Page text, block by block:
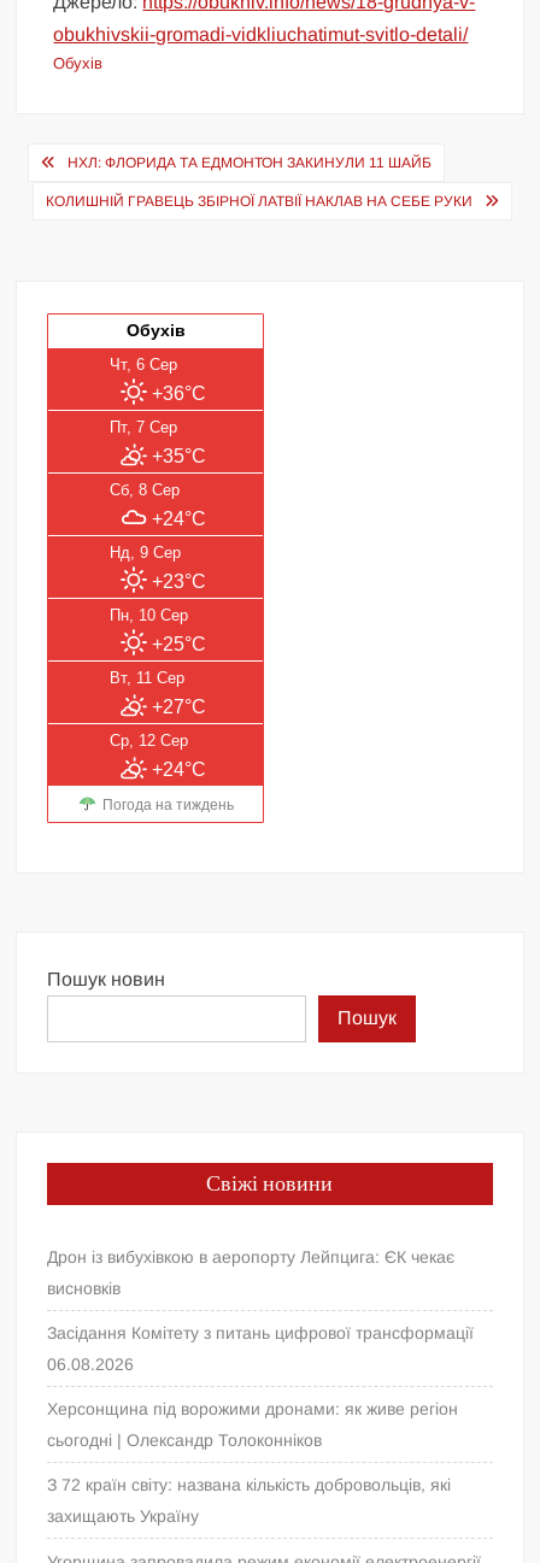
obukhivskii-gromadi-vidkliuchatimut-svitlo-detali/
Обухів
Навігація
записів
НХЛ: ФЛОРИДА ТА ЕДМОНТОН ЗАКИНУЛИ 11 ШАЙБ
КОЛИШНІЙ ГРАВЕЦЬ ЗБІРНОЇ ЛАТВІЇ НАКЛАВ НА СЕБЕ РУКИ
Обухів
Чт, 6 Сер
+36°C
Пт, 7 Сер
+35°C
Сб, 8 Сер
+24°C
Нд, 9 Сер
+23°C
Пн, 10 Сер
+25°C
Вт, 11 Сер
+27°C
Ср, 12 Сер
+24°C
Погода на тиждень
Пошук новин
Пошук
Свіжі новини
Дрон із вибухівкою в аеропорту Лейпцига: ЄК чекає
висновків
Засідання Комітету з питань цифрової трансформації
06.08.2026
Херсонщина під ворожими дронами: як живе регіон
сьогодні | Олександр Толоконніков
З 72 країн світу: названа кількість добровольців, які
захищають Україну